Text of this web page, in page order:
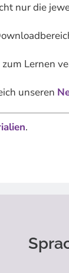
nur die
Lernen
unseren
.